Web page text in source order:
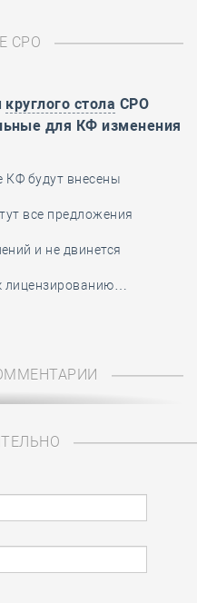
СРО
круглого стола СРО
для КФ изменения
КФ будут внесены
все предложения
и не двинется
лицензированию…